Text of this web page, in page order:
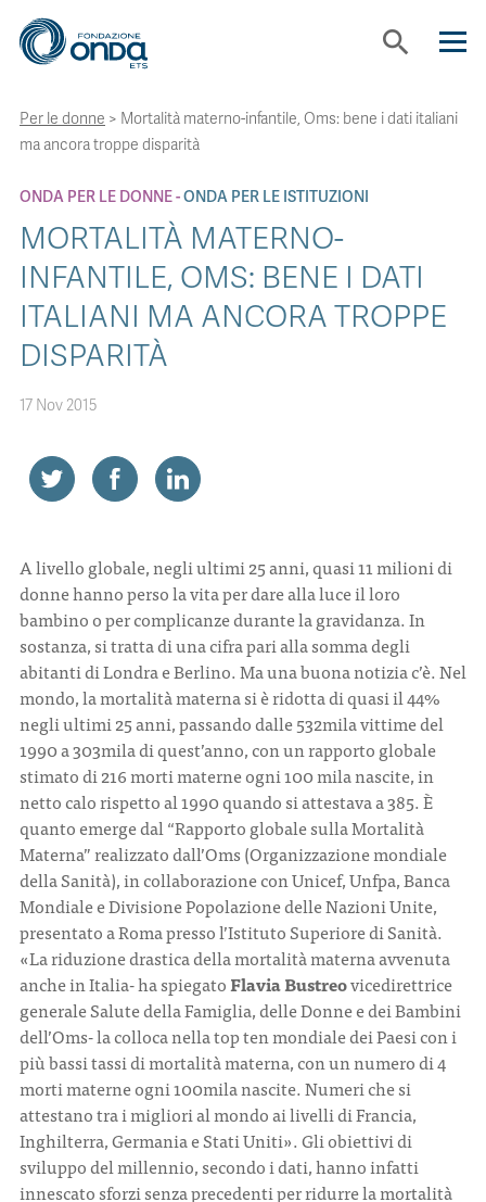
search
CHI SIAMO
CON CHI LAVORIAMO
STRUMENTI
BOLLINI
NEWS
ENG
Per le donne > Mortalità materno-infantile, Oms: bene i dati italiani
ma ancora troppe disparità
ONDA PER LE DONNE ONDA PER LE ISTITUZIONI
MORTALITÀ MATERNO-
INFANTILE, OMS: BENE I DATI
ITALIANI MA ANCORA TROPPE
DISPARITÀ
17 Nov 2015
A livello globale, negli ultimi 25 anni, quasi 11 milioni di
donne hanno perso la vita per dare alla luce il loro
bambino o per complicanze durante la gravidanza. In
sostanza, si tratta di una cifra pari alla somma degli
abitanti di Londra e Berlino. Ma una buona notizia c’è. Nel
mondo, la mortalità materna si è ridotta di quasi il 44%
negli ultimi 25 anni, passando dalle 532mila vittime del
1990 a 303mila di quest’anno, con un rapporto globale
stimato di 216 morti materne ogni 100 mila nascite, in
netto calo rispetto al 1990 quando si attestava a 385. È
quanto emerge dal “Rapporto globale sulla Mortalità
Materna” realizzato dall’Oms (Organizzazione mondiale
della Sanità), in collaborazione con Unicef, Unfpa, Banca
Mondiale e Divisione Popolazione delle Nazioni Unite,
presentato a Roma presso l’Istituto Superiore di Sanità.
«La riduzione drastica della mortalità materna avvenuta
anche in Italia- ha spiegatoFlavia Bustreovicedirettrice
generale Salute della Famiglia, delle Donne e dei Bambini
dell’Oms- la colloca nella top ten mondiale dei Paesi con i
più bassi tassi di mortalità materna, con un numero di 4
morti materne ogni 100mila nascite. Numeri che si
attestano tra i migliori al mondo ai livelli di Francia,
Inghilterra, Germania e Stati Uniti». Gli obiettivi di
sviluppo del millennio, secondo i dati, hanno infatti
innescato sforzi senza precedenti per ridurre la mortalità